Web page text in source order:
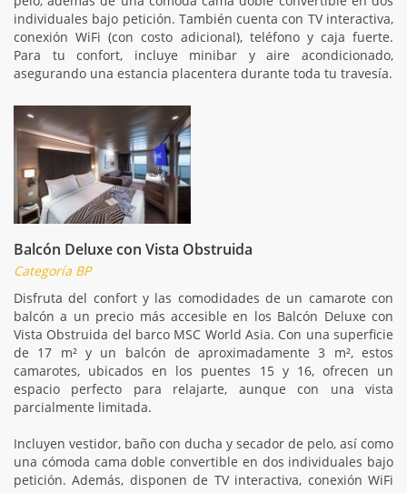
individuales bajo petición. También cuenta con TV interactiva,
conexión WiFi (con costo adicional), teléfono y caja fuerte.
Para tu confort, incluye minibar y aire acondicionado,
asegurando una estancia placentera durante toda tu travesía.
Balcón Deluxe con Vista Obstruida
Categoría BP
Disfruta del confort y las comodidades de un camarote con
balcón a un precio más accesible en los Balcón Deluxe con
Vista Obstruida del barco MSC World Asia. Con una superficie
de 17 m² y un balcón de aproximadamente 3 m², estos
camarotes, ubicados en los puentes 15 y 16, ofrecen un
espacio perfecto para relajarte, aunque con una vista
parcialmente limitada.
Incluyen vestidor, baño con ducha y secador de pelo, así como
una cómoda cama doble convertible en dos individuales bajo
petición. Además, disponen de TV interactiva, conexión WiFi